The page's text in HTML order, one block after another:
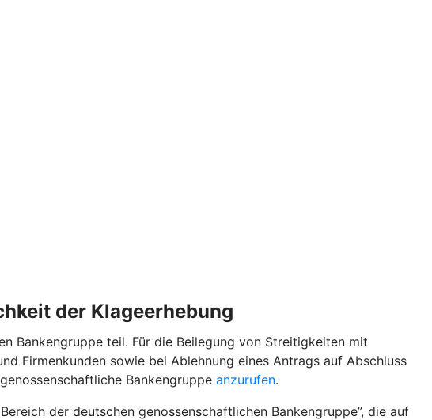
der Klageerhebung
Bankengruppe teil. Für die Beilegung von Streitigkeiten mit
Firmenkunden sowie bei Ablehnung eines Antrags auf Abschluss
Bankengruppe anzurufen.
der deutschen genossenschaftlichen Bankengruppe”, die auf